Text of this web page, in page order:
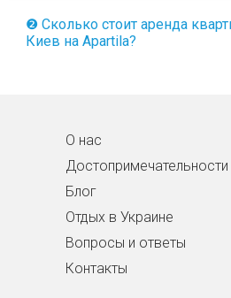
❷ Сколько стоит аренда
Киев на Apartila?
О нас
Достопримечательности
Блог
Отдых в Украине
Вопросы и ответы
Контакты